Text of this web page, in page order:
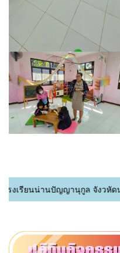
รียนน่านปัญญานุกูล จังวหัดน่าน"